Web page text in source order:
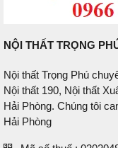
NỘI THẤT TRỌNG
Nội thất Trọng Phú
Nội thất 190, Nội thất
Hải Phòng. Chúng tôi
Hải Phòng